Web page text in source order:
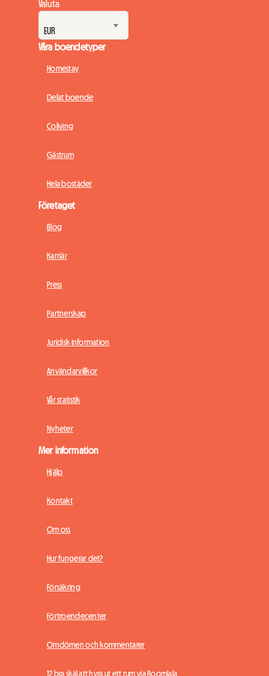
Valuta
Våra boendetyper
Homestay
Delat boende
Coliving
Gästrum
Hela bostäder
Företaget
Blog
Karriär
Press
Partnerskap
Juridisk information
Användarvillkor
Vår statistik
Nyheter
Mer information
Hjälp
Kontakt
Om oss
Hur fungerar det?
Försäkring
Förtroendecenter
Omdömen och kommentarer
12 bra skäl att hyra ut ett rum via Roomlala